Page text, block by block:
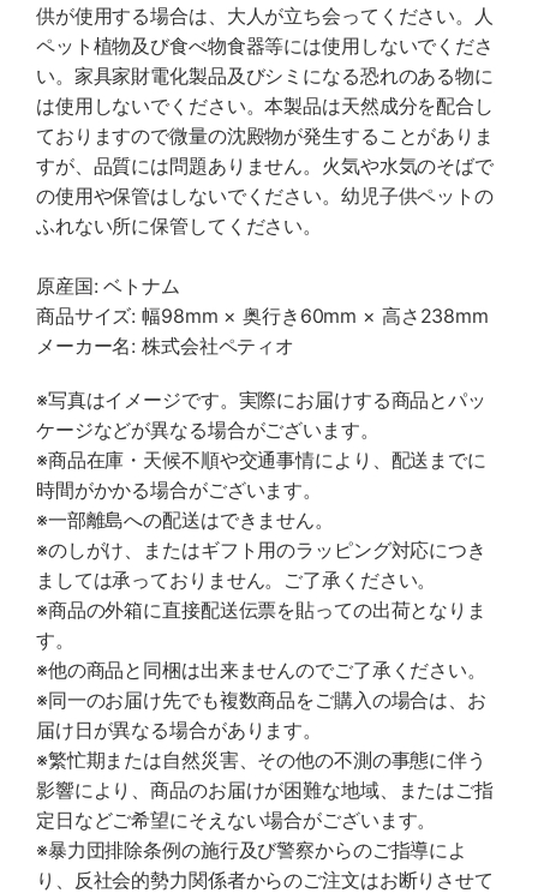
供が使用する場合は、大人が立ち会ってください。人
ペット植物及び食べ物食器等には使用しないでくださ
い。家具家財電化製品及びシミになる恐れのある物に
は使用しないでください。本製品は天然成分を配合し
ておりますので微量の沈殿物が発生することがありま
すが、品質には問題ありません。火気や水気のそばで
の使用や保管はしないでください。幼児子供ペットの
ふれない所に保管してください。
原産国: ベトナム
商品サイズ: 幅98mm × 奥行き60mm × 高さ238mm
メーカー名: 株式会社ペティオ
※写真はイメージです。実際にお届けする商品とパッ
ケージなどが異なる場合がございます。
※商品在庫・天候不順や交通事情により、配送までに
時間がかかる場合がございます。
※一部離島への配送はできません。
※のしがけ、またはギフト用のラッピング対応につき
ましては承っておりません。ご了承ください。
※商品の外箱に直接配送伝票を貼っての出荷となりま
す。
※他の商品と同梱は出来ませんのでご了承ください。
※同一のお届け先でも複数商品をご購入の場合は、お
届け日が異なる場合があります。
※繁忙期または自然災害、その他の不測の事態に伴う
影響により、商品のお届けが困難な地域、またはご指
定日などご希望にそえない場合がございます。
※暴力団排除条例の施行及び警察からのご指導によ
り、反社会的勢力関係者からのご注文はお断りさせて